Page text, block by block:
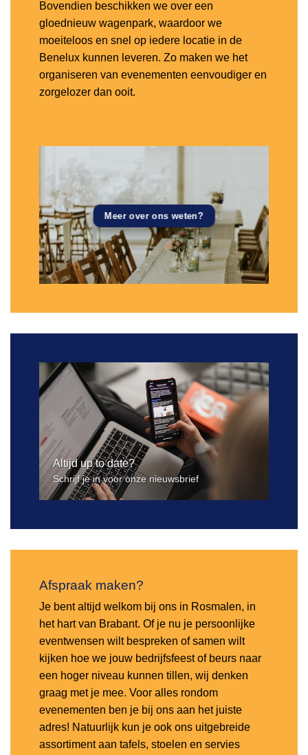
Bovendien beschikken we over een
gloednieuw wagenpark, waardoor we
moeiteloos en snel op iedere locatie in de
Benelux kunnen leveren. Zo maken we het
organiseren van evenementen eenvoudiger en
zorgelozer dan ooit.
Meer over ons weten?
Altijd up to date?
Schrijf je in voor onze nieuwsbrief
Afspraak maken?
Je bent altijd welkom bij ons in Rosmalen, in
het hart van Brabant. Of je nu je persoonlijke
eventwensen wilt bespreken of samen wilt
kijken hoe we jouw bedrijfsfeest of beurs naar
een hoger niveau kunnen tillen, wij denken
graag met je mee. Voor alles rondom
evenementen ben je bij ons aan het juiste
adres! Natuurlijk kun je ook ons uitgebreide
assortiment aan tafels, stoelen en servies